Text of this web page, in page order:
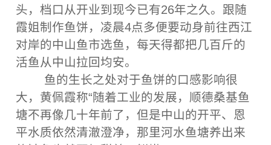
头，档口从开业到现今已有26年之久。跟随
霞姐制作鱼饼，凌晨4点多便要动身前往西江
对岸的中山鱼市选鱼，每天得都把几百斤的
活鱼从中山拉回均安。
鱼的生长之处对于鱼饼的口感影响很
大，黄佩霞称“随着工业的发展，顺德桑基鱼
塘不再像几十年前了，但是中山的开平、恩
平水质依然清澈澄净，那里河水鱼塘养出来